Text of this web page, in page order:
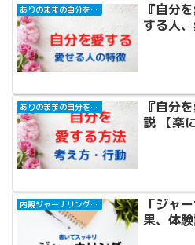
ありのままの自分を受け入れる方法
『自分
する人
ありのままの自分を受け入れる方法
『自分
説 【楽
内観ジャーナリングと自己対話
「ジャ
果、体